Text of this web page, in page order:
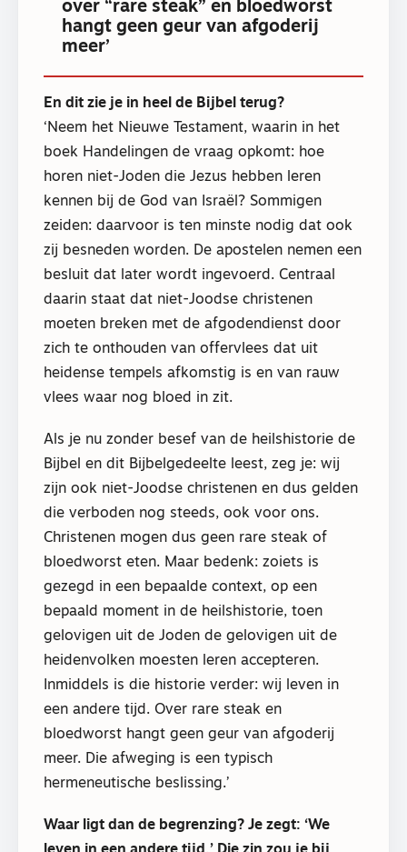
over “rare steak” en bloedworst
hangt geen geur van afgoderij
meer’
En dit zie je in heel de Bijbel terug?
‘Neem het Nieuwe Testament, waarin in het
boek Handelingen de vraag opkomt: hoe
horen niet-Joden die Jezus hebben leren
kennen bij de God van Israël? Sommigen
zeiden: daarvoor is ten minste nodig dat ook
zij besneden worden. De apostelen nemen een
besluit dat later wordt ingevoerd. Centraal
daarin staat dat niet-Joodse christenen
moeten breken met de afgodendienst door
zich te onthouden van offervlees dat uit
heidense tempels afkomstig is en van rauw
vlees waar nog bloed in zit.
Als je nu zonder besef van de heilshistorie de
Bijbel en dit Bijbelgedeelte leest, zeg je: wij
zijn ook niet-Joodse christenen en dus gelden
die verboden nog steeds, ook voor ons.
Christenen mogen dus geen rare steak of
bloedworst eten. Maar bedenk: zoiets is
gezegd in een bepaalde context, op een
bepaald moment in de heilshistorie, toen
gelovigen uit de Joden de gelovigen uit de
heidenvolken moesten leren accepteren.
Inmiddels is die historie verder: wij leven in
een andere tijd. Over rare steak en
bloedworst hangt geen geur van afgoderij
meer. Die afweging is een typisch
hermeneutische beslissing.’
Waar ligt dan de begrenzing? Je zegt: ‘We